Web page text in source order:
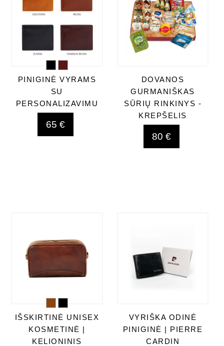
PINIGINĖ VYRAMS
SU
PERSONALIZAVIMU
65 €
DOVANOS
GURMANIŠKAS
SŪRIŲ RINKINYS -
KREPŠELIS
80 €
IŠSKIRTINĖ UNISEX
KOSMETINĖ |
KELIONINIS
VYRIŠKA ODINĖ
PINIGINĖ | PIERRE
CARDIN